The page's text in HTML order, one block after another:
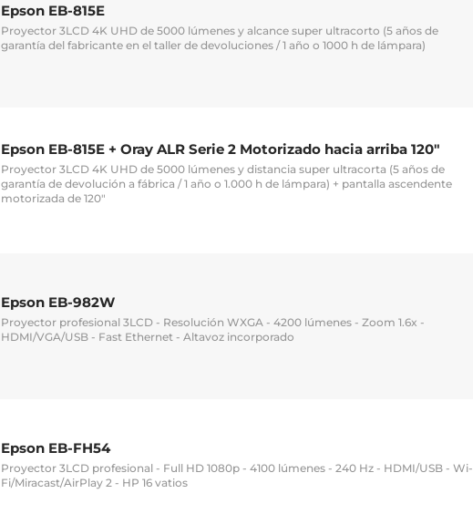
Epson EB-815E
Proyector 3LCD 4K UHD de 5000 lúmenes y alcance super ultracorto (5 años de
garantía del fabricante en el taller de devoluciones / 1 año o 1000 h de lámpara)
Epson EB-815E + Oray ALR Serie 2 Motorizado hacia arriba 120"
Proyector 3LCD 4K UHD de 5000 lúmenes y distancia super ultracorta (5 años de
garantía de devolución a fábrica / 1 año o 1.000 h de lámpara) + pantalla ascendente
motorizada de 120"
Epson EB-982W
Proyector profesional 3LCD - Resolución WXGA - 4200 lúmenes - Zoom 1.6x -
HDMI/VGA/USB - Fast Ethernet - Altavoz incorporado
Epson EB-FH54
Proyector 3LCD profesional - Full HD 1080p - 4100 lúmenes - 240 Hz - HDMI/USB - Wi-
Fi/Miracast/AirPlay 2 - HP 16 vatios